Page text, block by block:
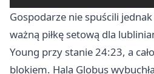
Gospodarze nie spuścili
ważną piłkę setową dla
Young przy stanie 24:23, a
blokiem. Hala Globus